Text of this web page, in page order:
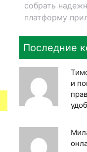
собрать
платформу
Последние
и